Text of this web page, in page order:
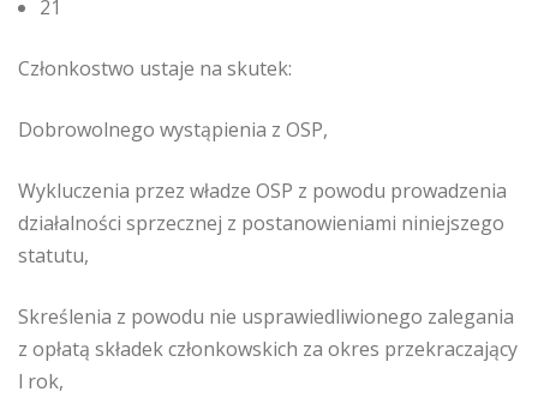
21
Członkostwo ustaje na skutek:
Dobrowolnego wystąpienia z OSP,
Wykluczenia przez władze OSP z powodu prowadzenia
działalności sprzecznej z postanowieniami niniejszego
statutu,
Skreślenia z powodu nie usprawiedliwionego zalegania
z opłatą składek członkowskich za okres przekraczający
l rok,